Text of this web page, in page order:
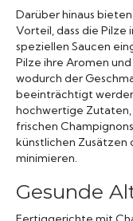
Darüber hinaus
Vorteil, dass die Pilze
speziellen Saucen
Pilze ihre Aromen
wodurch der
beeinträchtigt
hochwertige Zutaten,
frischen
künstlichen Zusätzen
minimieren.
Gesunde